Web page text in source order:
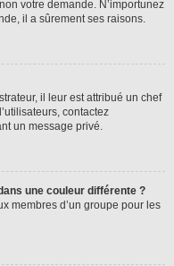
votre demande. N’importunez
il a sûrement ses raisons.
il leur est attribué un chef
contactez
un message privé.
une couleur différente ?
membres d’un groupe pour les